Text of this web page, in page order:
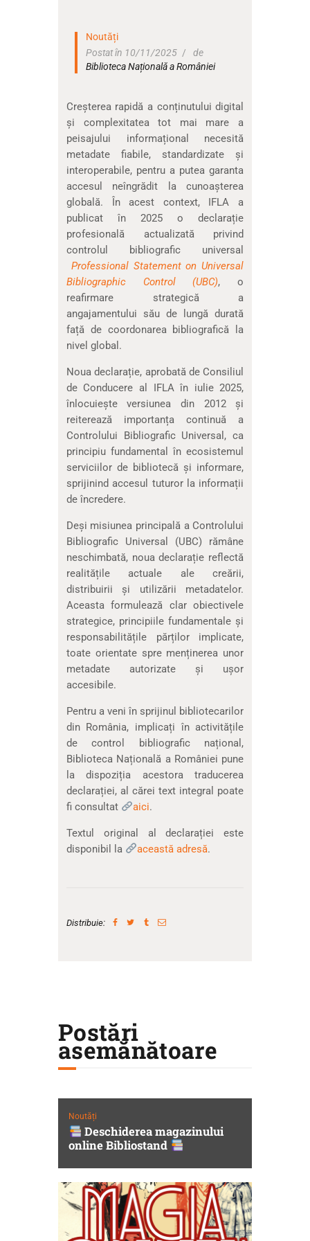
Noutăți
Postat în 10/11/2025
de
Biblioteca Națională a României
Creșterea rapidă a conținutului digital
și complexitatea tot mai mare a
peisajului informațional necesită
metadate fiabile, standardizate și
interoperabile, pentru a putea garanta
accesul neîngrădit la cunoașterea
globală. În acest context, IFLA a
publicat în 2025 o declarație
profesională actualizată privind
controlul bibliografic universal
Professional Statement on Universal
Bibliographic Control (UBC), o
reafirmare strategică a
angajamentului său de lungă durată
față de coordonarea bibliografică la
nivel global.
Noua declarație, aprobată de Consiliul
de Conducere al IFLA în iulie 2025,
înlocuiește versiunea din 2012 și
reiterează importanța continuă a
Controlului Bibliografic Universal, ca
principiu fundamental în ecosistemul
serviciilor de bibliotecă și informare,
sprijinind accesul tuturor la informații
de încredere.
Deși misiunea principală a Controlului
Bibliografic Universal (UBC) rămâne
neschimbată, noua declarație reflectă
realitățile actuale ale creării,
distribuirii și utilizării metadatelor.
Aceasta formulează clar obiectivele
strategice, principiile fundamentale și
responsabilitățile părților implicate,
toate orientate spre menținerea unor
metadate autorizate și ușor
accesibile.
Pentru a veni în sprijinul bibliotecarilor
din România, implicați în activitățile
de control bibliografic național,
Biblioteca Națională a României pune
la dispoziția acestora traducerea
declarației, al cărei text integral poate
fi consultat
aici.
Textul original al declarației este
disponibil la
această adresă.
Distribuie:
Postări
asemănătoare
Noutăți
Deschiderea magazinului
online Bibliostand